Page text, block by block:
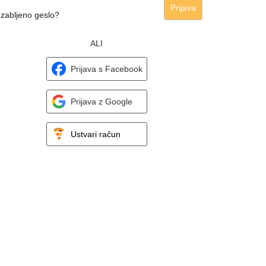
geslo?
Prijava
ALI
Prijava s Facebook
Prijava z Google
Ustvari račun